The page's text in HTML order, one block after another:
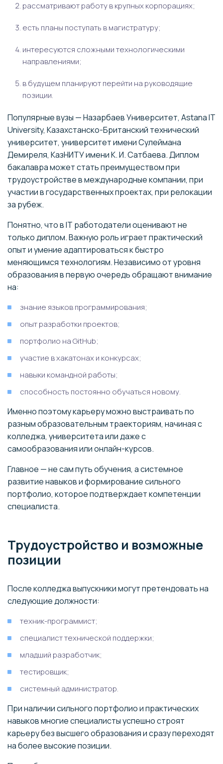
рассматривают работу в крупных корпорациях;
есть планы поступать в магистратуру;
интересуются сложными технологическими
направлениями;
в будущем планируют перейти на руководящие
позиции.
Популярные вузы — Назарбаев Университет, Astana IT
University, Казахстанско-Британский технический
университет, университет имени Сулеймана
Демиреля, КазНИТУ имени К. И. Сатбаева. Диплом
бакалавра может стать преимуществом при
трудоустройстве в международные компании, при
участии в государственных проектах, при релокации
за рубеж.
Понятно, что в IT работодатели оценивают не
только диплом. Важную роль играет практический
опыт и умение адаптироваться к быстро
меняющимся технологиям. Независимо от уровня
образования в первую очередь обращают внимание
на:
знание языков программирования;
опыт разработки проектов;
портфолио на GitHub;
участие в хакатонах и конкурсах;
навыки командной работы;
способность постоянно обучаться новому.
Именно поэтому карьеру можно выстраивать по
разным образовательным траекториям, начиная с
колледжа, университета или даже с
самообразования или онлайн-курсов.
Главное — не сам путь обучения, а системное
развитие навыков и формирование сильного
портфолио, которое подтверждает компетенции
специалиста.
Трудоустройство и возможные
позиции
После колледжа выпускники могут претендовать на
следующие должности:
техник-программист;
специалист технической поддержки;
младший разработчик;
тестировщик;
системный администратор.
При наличии сильного портфолио и практических
навыков многие специалисты успешно строят
карьеру без высшего образования и сразу переходят
на более высокие позиции.